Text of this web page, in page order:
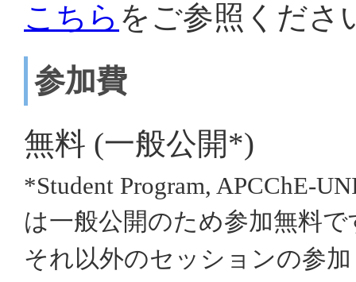
こちら をご参照くださ
参加費
無料 (一般公開*)
*Student Program, APCChE-
は一般公開のため参加無料で
それ以外のセッションの参